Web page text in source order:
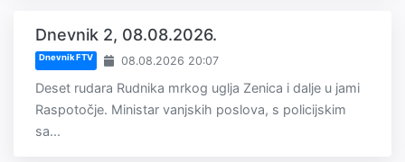
Dnevnik 2, 08.08.2026.
Dnevnik FTV 08.08.2026 20:07
Deset rudara Rudnika mrkog uglja Zenica i dalje u jami
Raspotočje. Ministar vanjskih poslova, s policijskim
sa...